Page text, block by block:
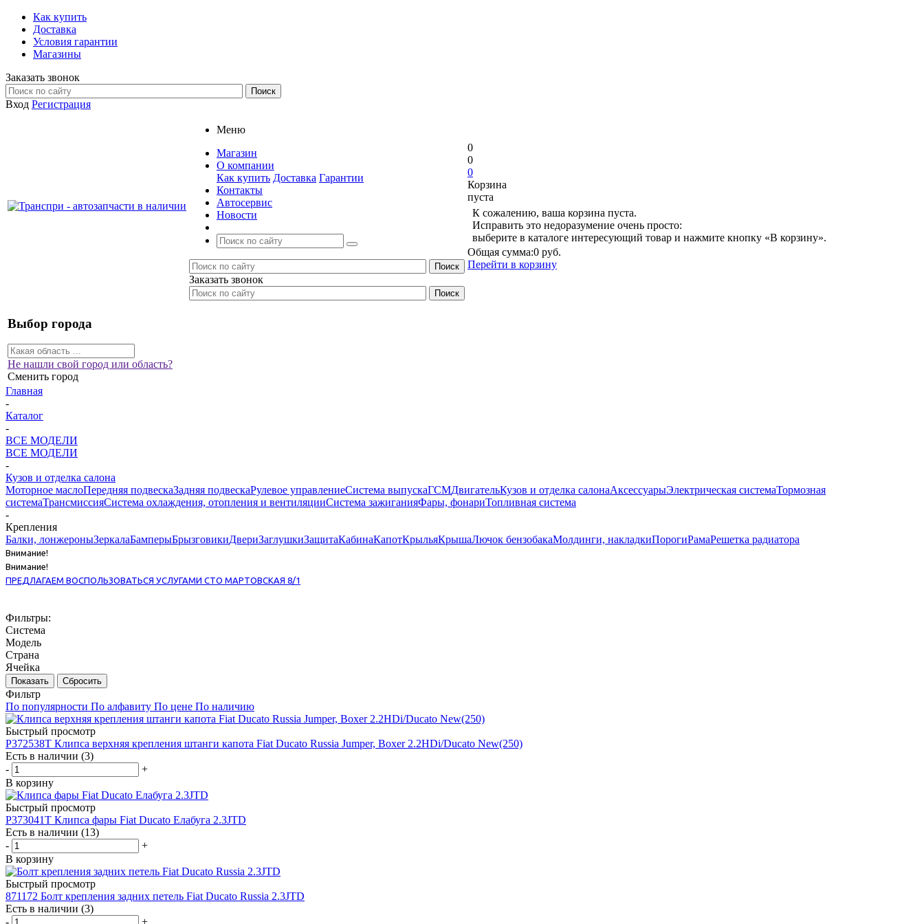
Как купить
Доставка
Условия гарантии
Магазины
Заказать звонок
Вход Регистрация
Меню
Магазин
О компании
Как купить Доставка Гарантии
Контакты
Автосервис
Новости
Заказать звонок
0
0
0
Корзина
пуста
К сожалению, ваша корзина пуста.
Исправить это недоразумение очень просто:
выберите в каталоге интересующий товар и нажмите кнопку «В корзину».
Общая сумма:0 руб.
Перейти в корзину
Выбор города
Не нашли свой город или область?
Сменить город
Главная
-
Каталог
-
ВСЕ МОДЕЛИ
ВСЕ МОДЕЛИ
-
Кузов и отделка салона
Моторное маслоПередняя подвескаЗадняя подвескаРулевое управлениеСистема выпускаГСМДвигательКузов и отделка салонаАксессуарыЭлектрическая системаТормозная
системаТрансмиссияСистема охлаждения, отопления и вентиляцииСистема зажиганияФары, фонариТопливная система
-
Крепления
Балки, лонжероныЗеркалаБамперыБрызговикиДвериЗаглушкиЗащитаКабинаКапотКрыльяКрышаЛючок бензобакаМолдинги, накладкиПорогиРамаРешетка радиатора
Внимание!
Внимание!
ПРЕДЛАГАЕМ ВОСПОЛЬЗОВАТЬСЯ УСЛУГАМИ СТО МАРТОВСКАЯ 8/1
Фильтры:
Система
Модель
Страна
Ячейка
Показать Сбросить
Фильтр
По популярности По алфавиту По цене По наличию
Быстрый просмотр
P372538T Клипса верхняя крепления штанги капота Fiat Ducato Russia Jumper, Boxer 2.2HDi/Ducato New(250)
Есть в наличии (3)
-
+
В корзину
Быстрый просмотр
P373041T Клипса фары Fiat Ducato Елабуга 2.3JTD
Есть в наличии (13)
-
+
В корзину
Быстрый просмотр
871172 Болт крепления задних петель Fiat Ducato Russia 2.3JTD
Есть в наличии (3)
-
+